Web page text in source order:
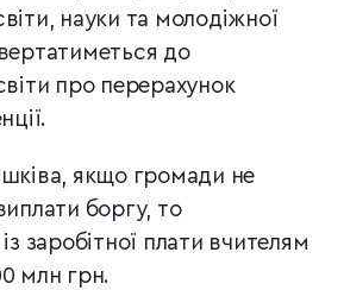
науки та молодіжної
до
про перерахунок
якщо громади не
боргу, то
заробітної плати вчителям
млн грн.